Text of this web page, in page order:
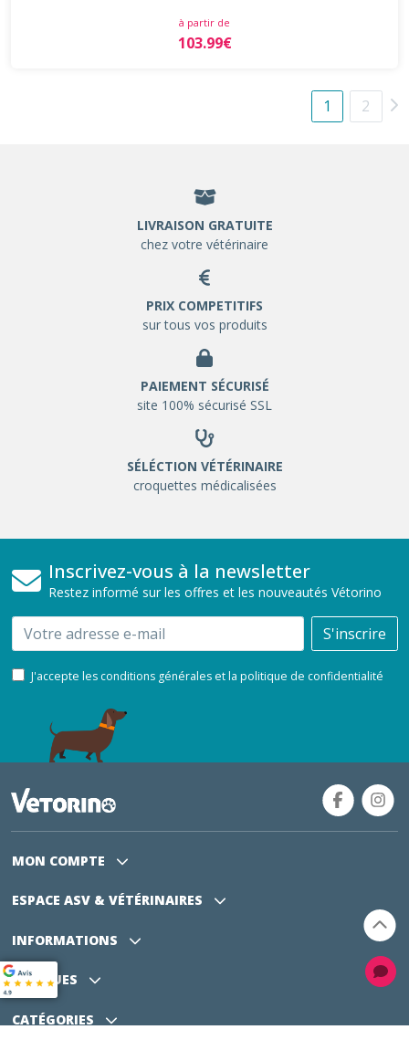
à partir de
103.99€
1 2
LIVRAISON GRATUITE
chez votre vétérinaire
PRIX COMPETITIFS
sur tous vos produits
PAIEMENT SÉCURISÉ
site 100% sécurisé SSL
SÉLÉCTION VÉTÉRINAIRE
croquettes médicalisées
Inscrivez-vous à la newsletter
Restez informé sur les offres et les nouveautés Vétorino
Email S'inscrire
J'accepte les conditions générales et la politique de confidentialité
MON COMPTE
ESPACE ASV & VÉTÉRINAIRES
INFORMATIONS
MARQUES
CATÉGORIES